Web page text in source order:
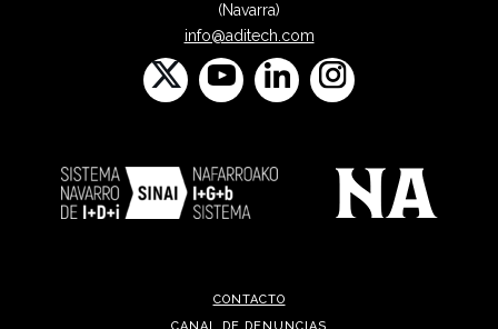
(Navarra)
info@aditech.com
CONTACTO